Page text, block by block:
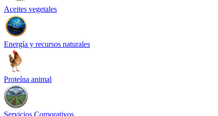
Aceites vegetales
Energía y recursos naturales
Proteína animal
Servicios Corporativos